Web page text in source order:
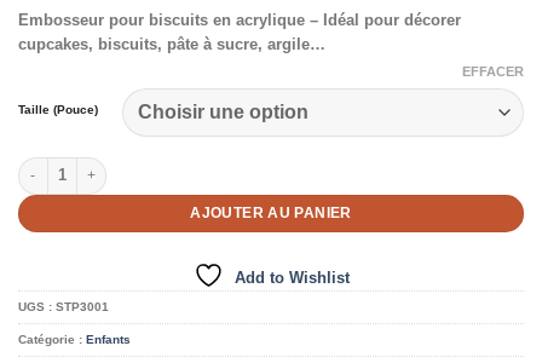
prix :
$14.99
$16.99
Embosseur pour biscuits en acrylique – Idéal pour décorer
cupcakes, biscuits, pâte à sucre, argile…
Taille (Pouce)
EFFACER
quantité de Embosseur de Biscuits 3D en Acrylique - Bébé
AJOUTER AU PANIER
Add to Wishlist
UGS : STP3001
Catégorie : Enfants